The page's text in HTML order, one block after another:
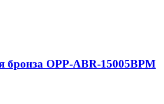
OPP-ABR-15005BPM